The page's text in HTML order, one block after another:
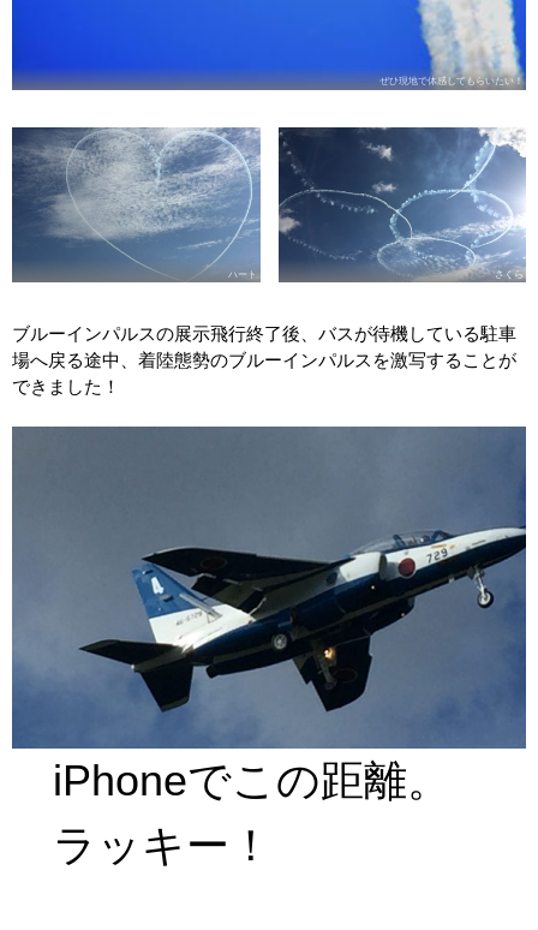
ぜひ現地で体感してもらいたい！
ハート さくら
ブルーインパルスの展示飛行終了後、バスが待機している駐車
場へ戻る途中、着陸態勢のブルーインパルスを激写することが
できました！
iPhoneでこの距離。
ラッキー！